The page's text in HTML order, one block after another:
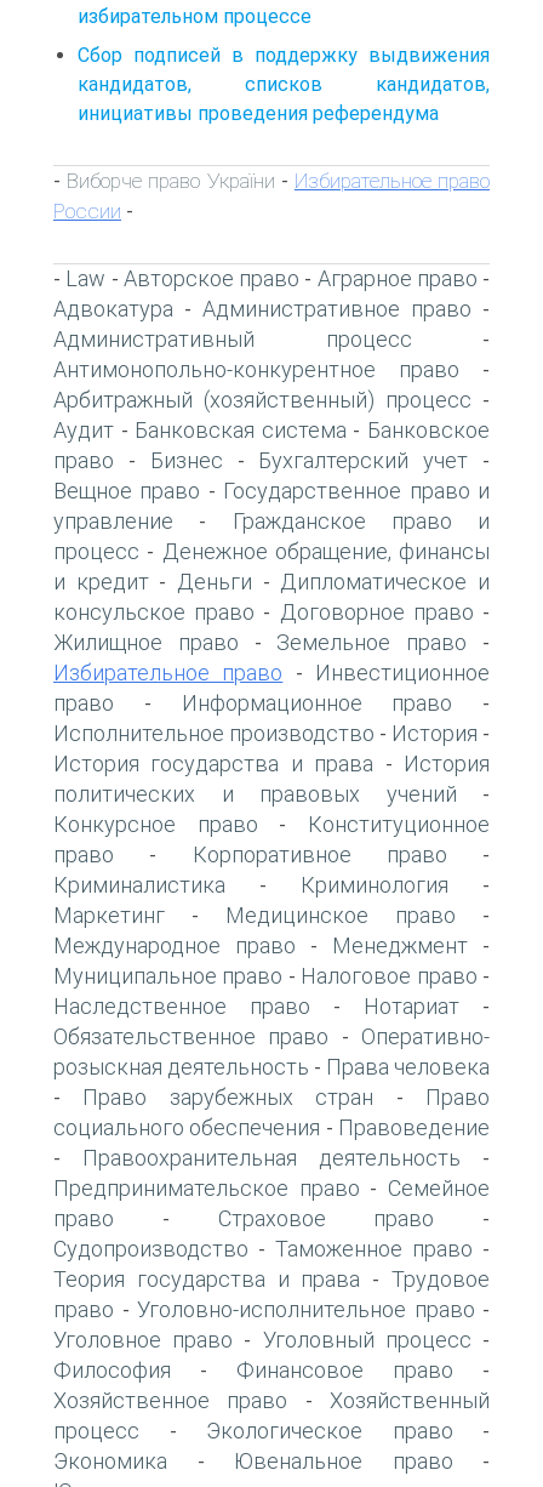
избирательном процессе
Сбор подписей в поддержку выдвижения
кандидатов, списков кандидатов,
инициативы проведения референдума
- Виборче право України - Избирательное право
России -
- Law - Авторское право - Аграрное право -
Адвокатура - Административное право -
Административный процесс -
Антимонопольно-конкурентное право -
Арбитражный (хозяйственный) процесс -
Аудит - Банковская система - Банковское
право - Бизнес - Бухгалтерский учет -
Вещное право - Государственное право и
управление -
Гражданское право и
процесс - Денежное обращение, финансы
и кредит- Деньги - Дипломатическое и
консульское право - Договорное право -
Жилищное право - Земельное право -
Избирательное право -
Инвестиционное
право - Информационное право -
Исполнительное производство - История -
История государства и права -
История
политических и правовых учений -
Конкурсное право -
Конституционное
право - Корпоративное право -
Криминалистика - Криминология -
Маркетинг - Медицинское право -
Международное право - Менеджмент -
Муниципальное право - Налоговое право -
Наследственное право - Нотариат -
Обязательственное право - Оперативно-
розыскная деятельность - Права человека
- Право зарубежных стран -
Право
социального обеспечения - Правоведение
- Правоохранительная деятельность -
Предпринимательское право - Семейное
право - Страховое право -
Судопроизводство - Таможенное право -
Теория государства и права -Трудовое
право - Уголовно-исполнительное право -
Уголовное право - Уголовный процесс -
Философия - Финансовое право -
Хозяйственное право - Хозяйственный
процесс - Экологическое право -
Экономика - Ювенальное право -